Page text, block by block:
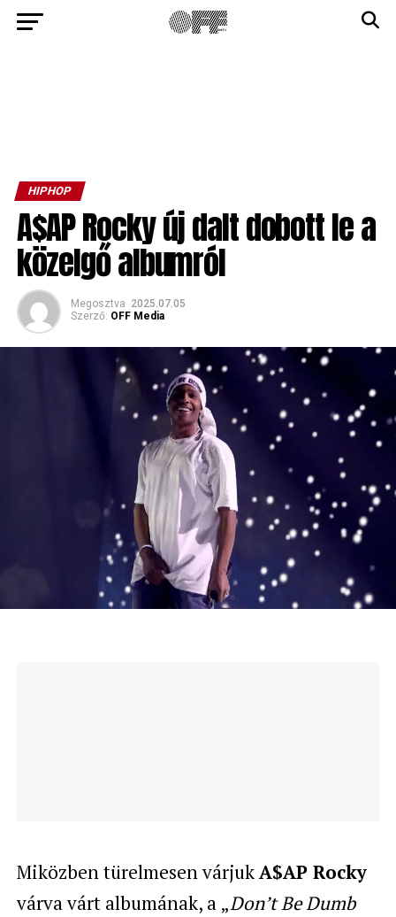
HIPHOP
A$AP Rocky új dalt dobott le a
közelgő albumról
Megosztva 2025.07.05
Szerző: OFF Media
Miközben türelmesen várjukA$AP Rocky
várva várt albumának, a „Don’t Be Dumb